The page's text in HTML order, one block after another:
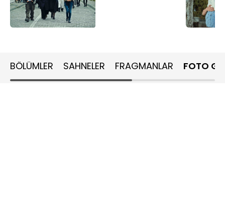
BÖLÜMLER SAHNELER FRAGMANLAR FOTO